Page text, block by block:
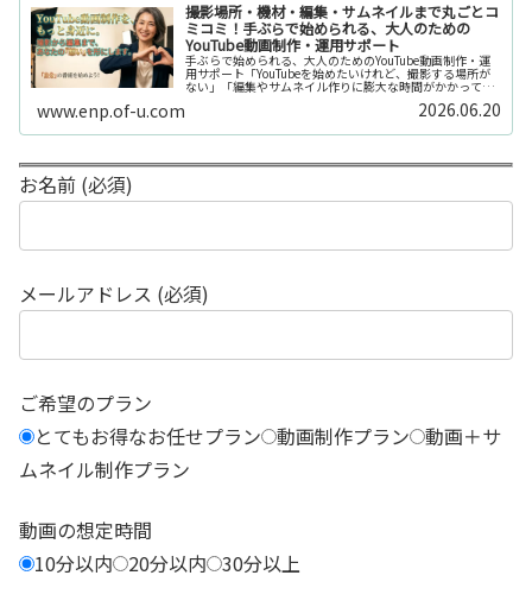
撮影場所・機材・編集・サムネイルまで丸ごとコ
ミコミ！手ぶらで始められる、大人のための
YouTube動画制作・運用サポート
手ぶらで始められる、大人のためのYouTube動画制作・運
用サポート「YouTubeを始めたいけれど、撮影する場所が
ない」「編集やサムネイル作りに膨大な時間がかかって長
続きしない」「機材を揃えるだけで何万円もかかってしま
www.enp.of-u.com 2026.06.20
お名前 (必須)
メールアドレス (必須)
ご希望のプラン
とてもお得なお任せプラン 動画制作プラン 動画＋サ
ムネイル制作プラン
動画の想定時間
10分以内
20分以内 30分以上